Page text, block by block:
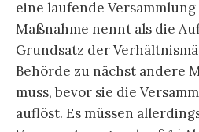
eine laufende
Maßnahme nennt als die
Grundsatz der
Behörde zu nächst andere
muss, bevor sie die
auflöst. Es müssen